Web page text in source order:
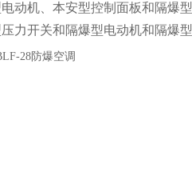
动机、本安型控制面板和隔爆
力开关和隔爆型电动机和隔爆型